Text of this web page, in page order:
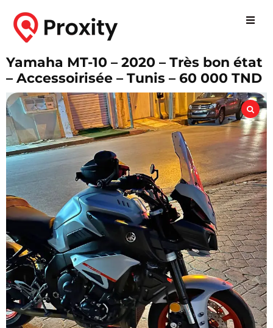
Yamaha MT-10 – 2020 – Très bon état
– Accessoirisée – Tunis – 60 000 TND